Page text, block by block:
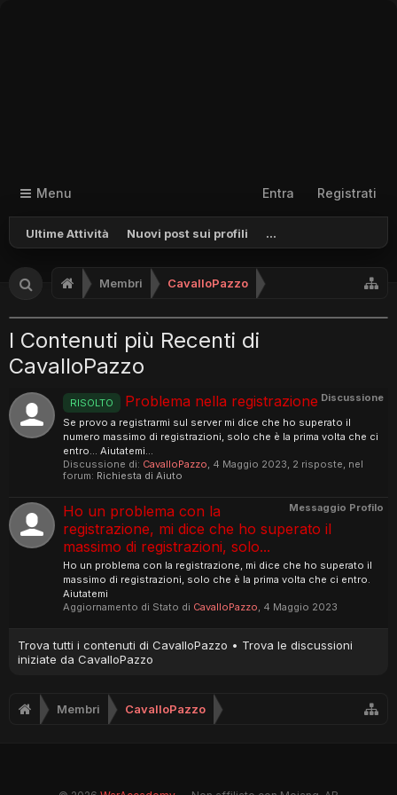
Menu
Ultime Attività Nuovi post sui profili ...
Entra Registrati
Membri CavalloPazzo
I Contenuti più Recenti di
CavalloPazzo
Discussione
RISOLTO Problema nella registrazione
Se provo a registrarmi sul server mi dice che ho superato il
numero massimo di registrazioni, solo che è la prima volta che ci
entro... Aiutatemi...
Discussione di: CavalloPazzo, 4 Maggio 2023, 2 risposte, nel
forum: Richiesta di Aiuto
Messaggio Profilo
Ho un problema con la
registrazione, mi dice che ho superato il
massimo di registrazioni, solo...
Ho un problema con la registrazione, mi dice che ho superato il
massimo di registrazioni, solo che è la prima volta che ci entro.
Aiutatemi
Aggiornamento di Stato di CavalloPazzo, 4 Maggio 2023
Trova tutti i contenuti di CavalloPazzo
Trova le discussioni
iniziate da CavalloPazzo
Membri CavalloPazzo